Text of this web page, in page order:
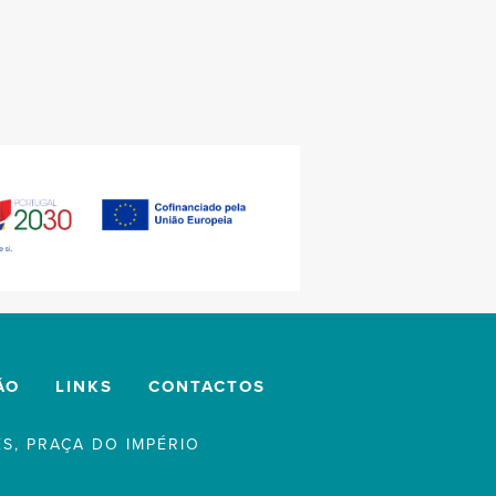
LINKS CONTACTOS
PRAÇA DO IMPÉRIO